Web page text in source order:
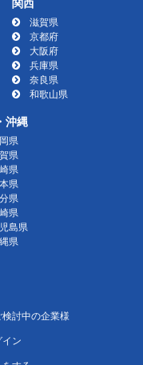
滋賀県
京都府
大阪府
兵庫県
奈良県
和歌山県
沖縄
県
県
県
県
県
県
島県
県
討中の企業様
ン